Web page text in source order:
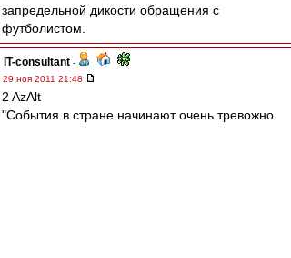
запредельной дикости обращения с
футболистом.
IT-consultant -
29 ноя 2011 21:48
2 AzAlt
"События в стране начинают очень тревожно